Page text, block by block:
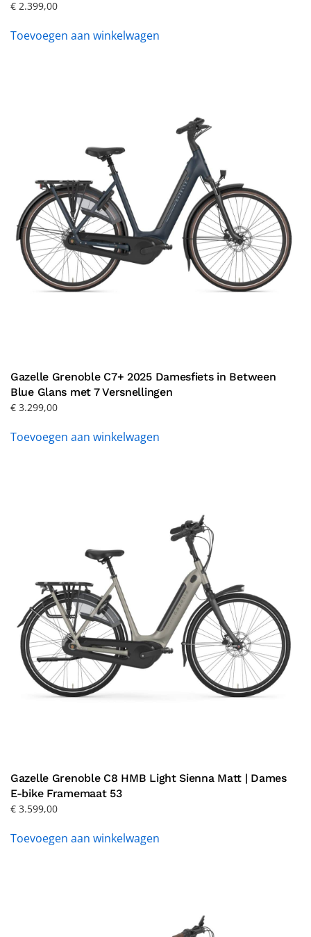
€ 2.399,00
Toevoegen aan winkelwagen
Gazelle Grenoble C7+ 2025 Damesfiets in Between
Blue Glans met 7 Versnellingen
€ 3.299,00
Toevoegen aan winkelwagen
Gazelle Grenoble C8 HMB Light Sienna Matt | Dames
E-bike Framemaat 53
€ 3.599,00
Toevoegen aan winkelwagen